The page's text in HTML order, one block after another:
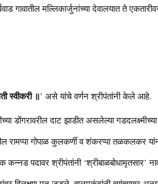
गावातील मल्लिकार्जुनांच्या देवालयात ते
स्वीकरी ॥’ असे यांचे वर्णन श्रीपंतांनी केले आहे.
डोंगरावरील दाट झाडीत असलेल्या
गोपाळ कुलकर्णी व शंकरप्पा तळकलकर
पदावर श्रीपंतांनी ‘श्रीबाळबोधामृतसार’